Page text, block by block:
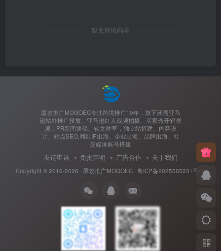
暂无评论内容
墨攻推广MOGOEC专注跨境推广10年，旗下涵盖亚马
逊站外推广投放、亚马逊红人视频拍摄、买家秀开箱视
频，PR新闻通稿、软文种草，独立站搭建、内容设
计、站点SEO,网红IP出海、企业出海、品牌出海、社
交媒体账号搭建
友链申请 免责声明 广告合作 关于我们
Copyright © 2016-2026 · 墨攻推广MOGOEC· 粤ICP备2025505231号-1.